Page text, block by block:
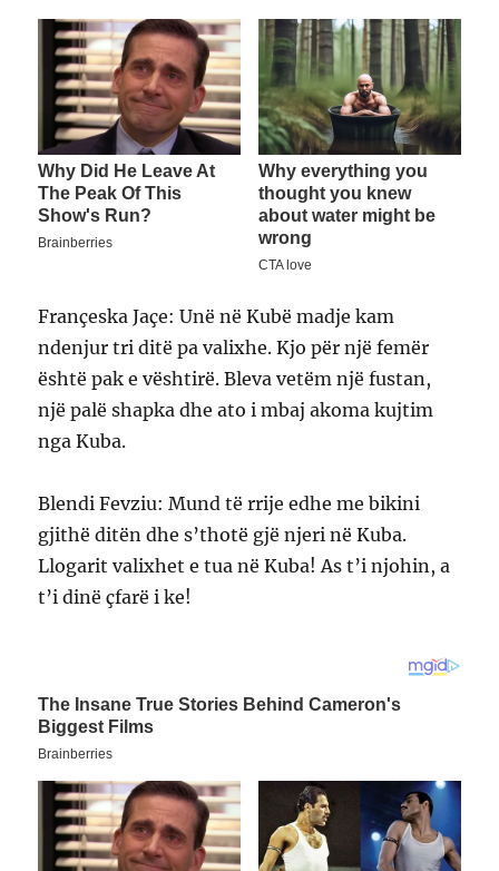
Françeska Jaçe: Unë në Kubë madje kam
ndenjur tri ditë pa valixhe. Kjo për një femër
është pak e vështirë. Bleva vetëm një fustan,
një palë shapka dhe ato i mbaj akoma kujtim
nga Kuba.
Blendi Fevziu: Mund të rrije edhe me bikini
gjithë ditën dhe s’thotë gjë njeri në Kuba.
Llogarit valixhet e tua në Kuba! As t’i njohin, a
t’i dinë çfarë i ke!